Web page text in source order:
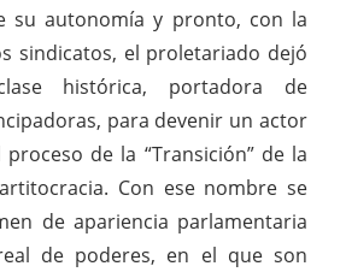
su autonomía y pronto, con la
sindicatos, el proletariado dejó
histórica, portadora de
para devenir un actor
de la “Transición” de la
Con ese nombre se
de apariencia parlamentaria
de poderes, en el que son